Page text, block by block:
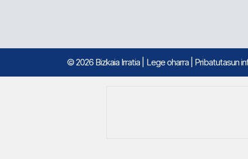
© 2026 Bizkaia Irratia Lege oharra Pribatutasun